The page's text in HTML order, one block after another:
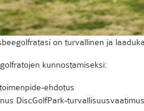
on turvallinen ja
kunnostamiseksi:
ehdotus
DiscGolfPark-